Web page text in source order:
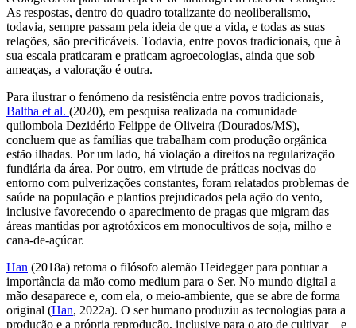
As respostas, dentro do quadro totalizante do neoliberalismo,
todavia, sempre passam pela ideia de que a vida, e todas as suas
relações, são precificáveis. Todavia, entre povos tradicionais, que à
sua escala praticaram e praticam agroecologias, ainda que sob
ameaças, a valoração é outra.
Para ilustrar o fenómeno da resistência entre povos tradicionais,
Baltha et al. (2020), em pesquisa realizada na comunidade
quilombola Dezidério Felippe de Oliveira (Dourados/MS),
concluem que as famílias que trabalham com produção orgânica
estão ilhadas. Por um lado, há violação a direitos na regularização
fundiária da área. Por outro, em virtude de práticas nocivas do
entorno com pulverizações constantes, foram relatados problemas de
saúde na população e plantios prejudicados pela ação do vento,
inclusive favorecendo o aparecimento de pragas que migram das
áreas mantidas por agrotóxicos em monocultivos de soja, milho e
cana-de-açúcar.
Han (2018a) retoma o filósofo alemão Heidegger para pontuar a
importância da mão como medium para o Ser. No mundo digital a
mão desaparece e, com ela, o meio-ambiente, que se abre de forma
original (Han, 2022a). O ser humano produziu as tecnologias para a
produção e a própria reprodução, inclusive para o ato de cultivar – e